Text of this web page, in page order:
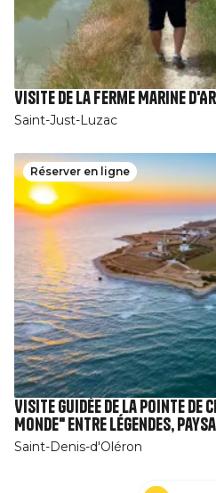
Visite de la Ferme Marine
Saint-Just-Luzac
Réserver en ligne
Visite guidée de la pointe de
Monde" entre légendes,
Saint-Denis-d'Oléron